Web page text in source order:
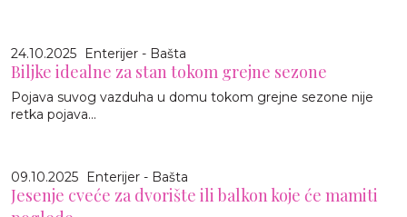
24.10.2025 Enterijer - Bašta
Biljke idealne za stan tokom grejne sezone
Pojava suvog vazduha u domu tokom grejne sezone nije
retka pojava...
09.10.2025 Enterijer - Bašta
Jesenje cveće za dvorište ili balkon koje će mamiti